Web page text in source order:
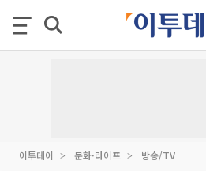
이투데이 문화·라이프 방송/TV